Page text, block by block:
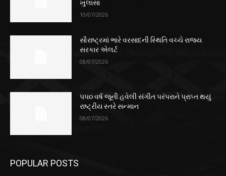
ખુલાસા
10/07/2026
સૌરાષ્ટ્રમાં ભારે વરસાદની સ્થિતિ વચ્ચે રાજ્ય
સરકાર એલર્ટ
08/07/2026
૫૫૦ વર્ષ જૂની હવેલી સંગીત પરંપરાને પ્રાપ્ત થયું
રાષ્ટ્રીય સ્તરે સન્માન
08/07/2026
POPULAR POSTS